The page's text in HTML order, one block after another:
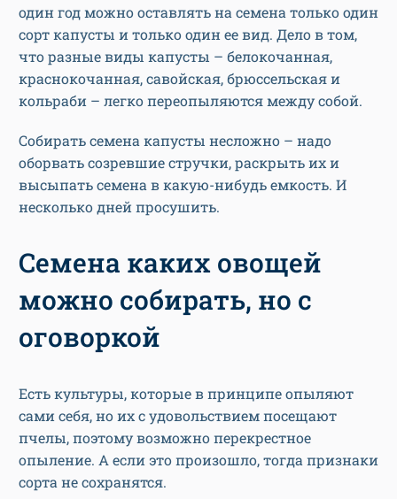
один год можно оставлять на семена только один
сорт капусты и только один ее вид. Дело в том,
что разные виды капусты – белокочанная,
краснокочанная, савойская, брюссельская и
кольраби – легко переопыляются между собой.
Собирать семена капусты несложно – надо
оборвать созревшие стручки, раскрыть их и
высыпать семена в какую-нибудь емкость. И
несколько дней просушить.
Семена каких овощей
можно собирать, но с
оговоркой
Есть культуры, которые в принципе опыляют
сами себя, но их с удовольствием посещают
пчелы, поэтому возможно перекрестное
опыление. А если это произошло, тогда признаки
сорта не сохранятся.